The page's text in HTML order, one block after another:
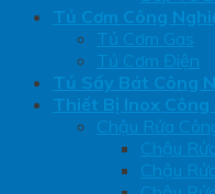
Tủ Cơm Công
Tủ Cơm Gas
Tủ Cơm Điện
Tủ Sấy Bát Công
Thiết Bị Inox Công
Chậu Rửa
Chậu
Chậu